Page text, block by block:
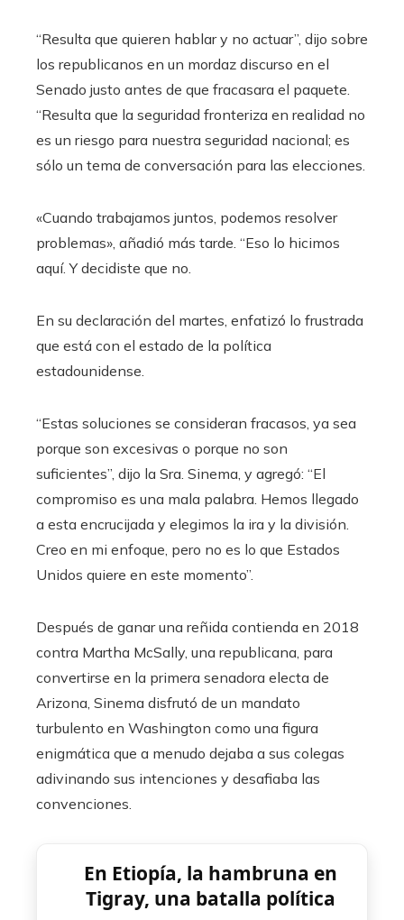
“Resulta que quieren hablar y no actuar”, dijo sobre
los republicanos en un mordaz discurso en el
Senado justo antes de que fracasara el paquete.
“Resulta que la seguridad fronteriza en realidad no
es un riesgo para nuestra seguridad nacional; es
sólo un tema de conversación para las elecciones.
«Cuando trabajamos juntos, podemos resolver
problemas», añadió más tarde. “Eso lo hicimos
aquí. Y decidiste que no.
En su declaración del martes, enfatizó lo frustrada
que está con el estado de la política
estadounidense.
“Estas soluciones se consideran fracasos, ya sea
porque son excesivas o porque no son
suficientes”, dijo la Sra. Sinema, y ​​agregó: “El
compromiso es una mala palabra. Hemos llegado
a esta encrucijada y elegimos la ira y la división.
Creo en mi enfoque, pero no es lo que Estados
Unidos quiere en este momento”.
Después de ganar una reñida contienda en 2018
contra Martha McSally, una republicana, para
convertirse en la primera senadora electa de
Arizona, Sinema disfrutó de un mandato
turbulento en Washington como una figura
enigmática que a menudo dejaba a sus colegas
adivinando sus intenciones y desafiaba las
convenciones.
En Etiopía, la hambruna en
Tigray, una batalla política